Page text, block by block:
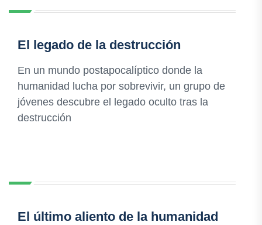
El legado de la destrucción
En un mundo postapocalíptico donde la
humanidad lucha por sobrevivir, un grupo de
jóvenes descubre el legado oculto tras la
destrucción
El último aliento de la humanidad